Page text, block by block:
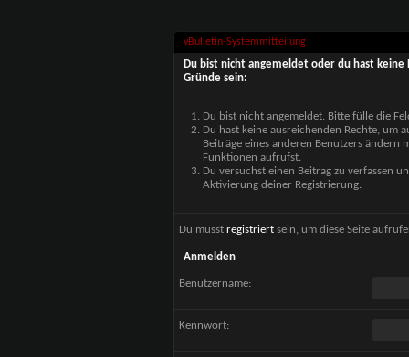
vBulletin-Systemmitteilung
Du bist nicht angemeldet oder du hast
Gründe sein:
Du bist nicht angemeldet. Bitte fülle die
Du hast keine ausreichenden Rechte, um
Beiträge eines anderen Benutzers
Funktionen aufrufst.
Du versuchst einen Beitrag zu verfassen
Aktivierung deiner Registrierung.
Du musst registriertsein, um diese Seite
Anmelden
Benutzername:
Kennwort: